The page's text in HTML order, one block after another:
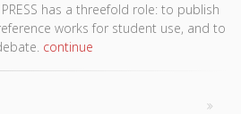
PRESS has a threefold role: to publish
works for student use, and to
continue